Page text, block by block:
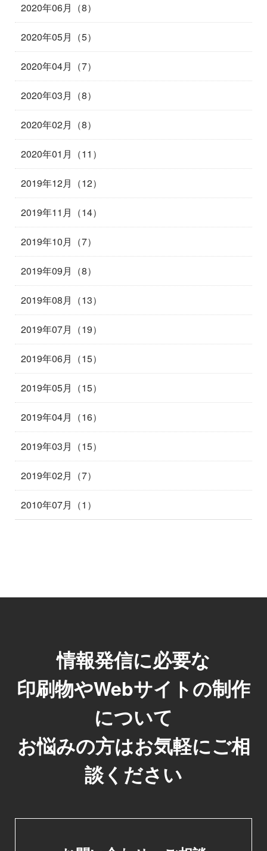
2020年06月（8）
2020年05月（5）
2020年04月（7）
2020年03月（8）
2020年02月（8）
2020年01月（11）
2019年12月（12）
2019年11月（14）
2019年10月（7）
2019年09月（8）
2019年08月（13）
2019年07月（19）
2019年06月（15）
2019年05月（15）
2019年04月（16）
2019年03月（15）
2019年02月（7）
2010年07月（1）
情報発信に必要な
印刷物やWebサイトの制作
について
お悩みの方はお気軽にご相
談ください